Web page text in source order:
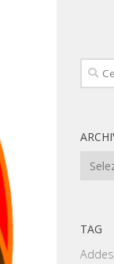
Ricerca
per:
Archivi
TAG